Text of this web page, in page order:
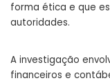
forma ética e que
autoridades.
A investigação
financeiros e